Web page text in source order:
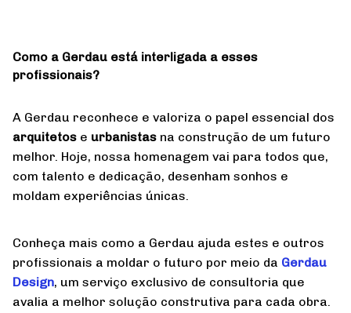
Como a Gerdau está interligada a esses
profissionais?
A Gerdau reconhece e valoriza o papel essencial dos
arquitetos e urbanistas na construção de um futuro
melhor. Hoje, nossa homenagem vai para todos que,
com talento e dedicação, desenham sonhos e
moldam experiências únicas.
Conheça mais como a Gerdau ajuda estes e outros
profissionais a moldar o futuro por meio da Gerdau
Design, um serviço exclusivo de consultoria que
avalia a melhor solução construtiva para cada obra.